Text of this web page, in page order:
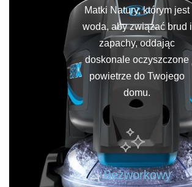
Matki Natury, którym jest
woda, aby związać brud i
zapachy, oddając
doskonale oczyszczone
powietrze do Twojego
domu.
Bezworkowy